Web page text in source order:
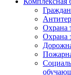
Охрана
Охрана